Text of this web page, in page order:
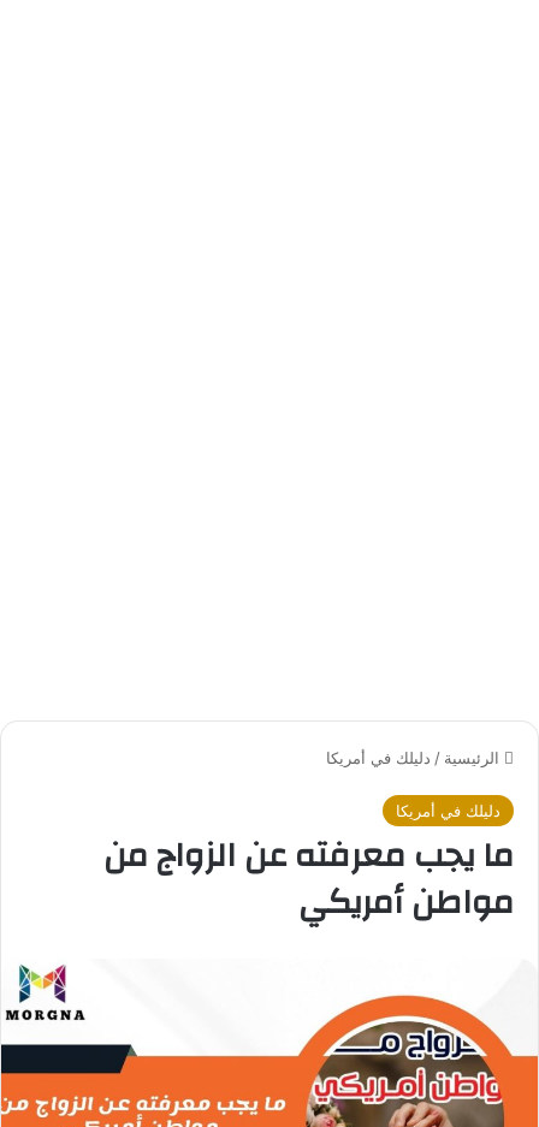
الرئيسية / دليلك في أمريكا
دليلك في أمريكا
ما يجب معرفته عن الزواج من
مواطن أمريكي